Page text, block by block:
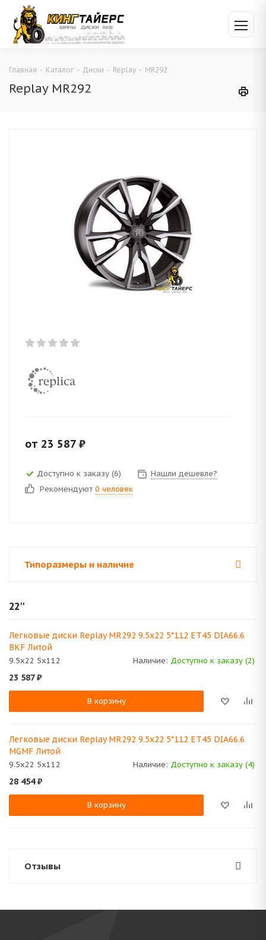
Главная - Каталог - Диски - Replay - MR292
Replay MR292
от 23 587 ₽
Доступно к заказу (6)
Нашли дешевле?
Рекомендуют 0 человек
Типоразмеры и наличие
22''
Легковые диски Replay MR292 9.5x22 5*112 ET45 DIA66.6
BKF Литой
9.5x22 5x112 Наличие: Доступно к заказу (2)
23 587₽
В корзину
Легковые диски Replay MR292 9.5x22 5*112 ET45 DIA66.6
MGMF Литой
9.5x22 5x112 Наличие: Доступно к заказу (4)
28 454₽
В корзину
Отзывы